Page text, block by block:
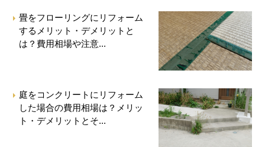
畳をフローリングにリフォーム
するメリット・デメリットと
は？費用相場や注意...
庭をコンクリートにリフォーム
した場合の費用相場は？メリッ
ト・デメリットとそ...